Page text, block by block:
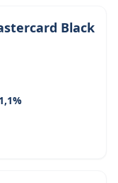
Black
1,1%